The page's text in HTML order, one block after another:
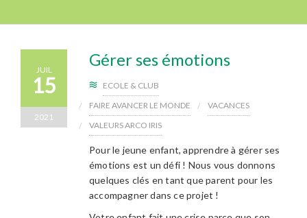
JUIL
15
2021
Gérer ses émotions
ECOLE & CLUB
FAIRE AVANCER LE MONDE
VACANCES
VALEURS ARCO IRIS
Pour le jeune enfant, apprendre à gérer ses
émotions est un défi ! Nous vous donnons
quelques clés en tant que parent pour les
accompagner dans ce projet !